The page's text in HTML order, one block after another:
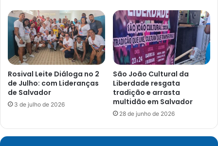
Rosival Leite Diáloga no 2
de Julho: com Lideranças
de Salvador
3 de julho de 2026
São João Cultural da
Liberdade resgata
tradição e arrasta
multidão em Salvador
28 de junho de 2026